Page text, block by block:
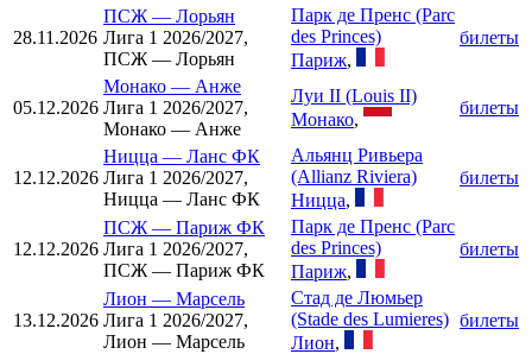
28.11.2026
ПСЖ — Лорьян
Лига 1 2026/2027,
ПСЖ — Лорьян
Парк де Пренс (Parc
des Princes)
Париж,
билеты
05.12.2026
Монако — Анже
Лига 1 2026/2027,
Монако — Анже
Луи II (Louis II)
Монако,
билеты
12.12.2026
Ницца — Ланс ФК
Лига 1 2026/2027,
Ницца — Ланс ФК
Альянц Ривьера
(Allianz Riviera)
Ницца,
билеты
12.12.2026
ПСЖ — Париж ФК
Лига 1 2026/2027,
ПСЖ — Париж ФК
Парк де Пренс (Parc
des Princes)
Париж,
билеты
13.12.2026
Лион — Марсель
Лига 1 2026/2027,
Лион — Марсель
Стад де Люмьер
(Stade des Lumieres)
Лион,
билеты